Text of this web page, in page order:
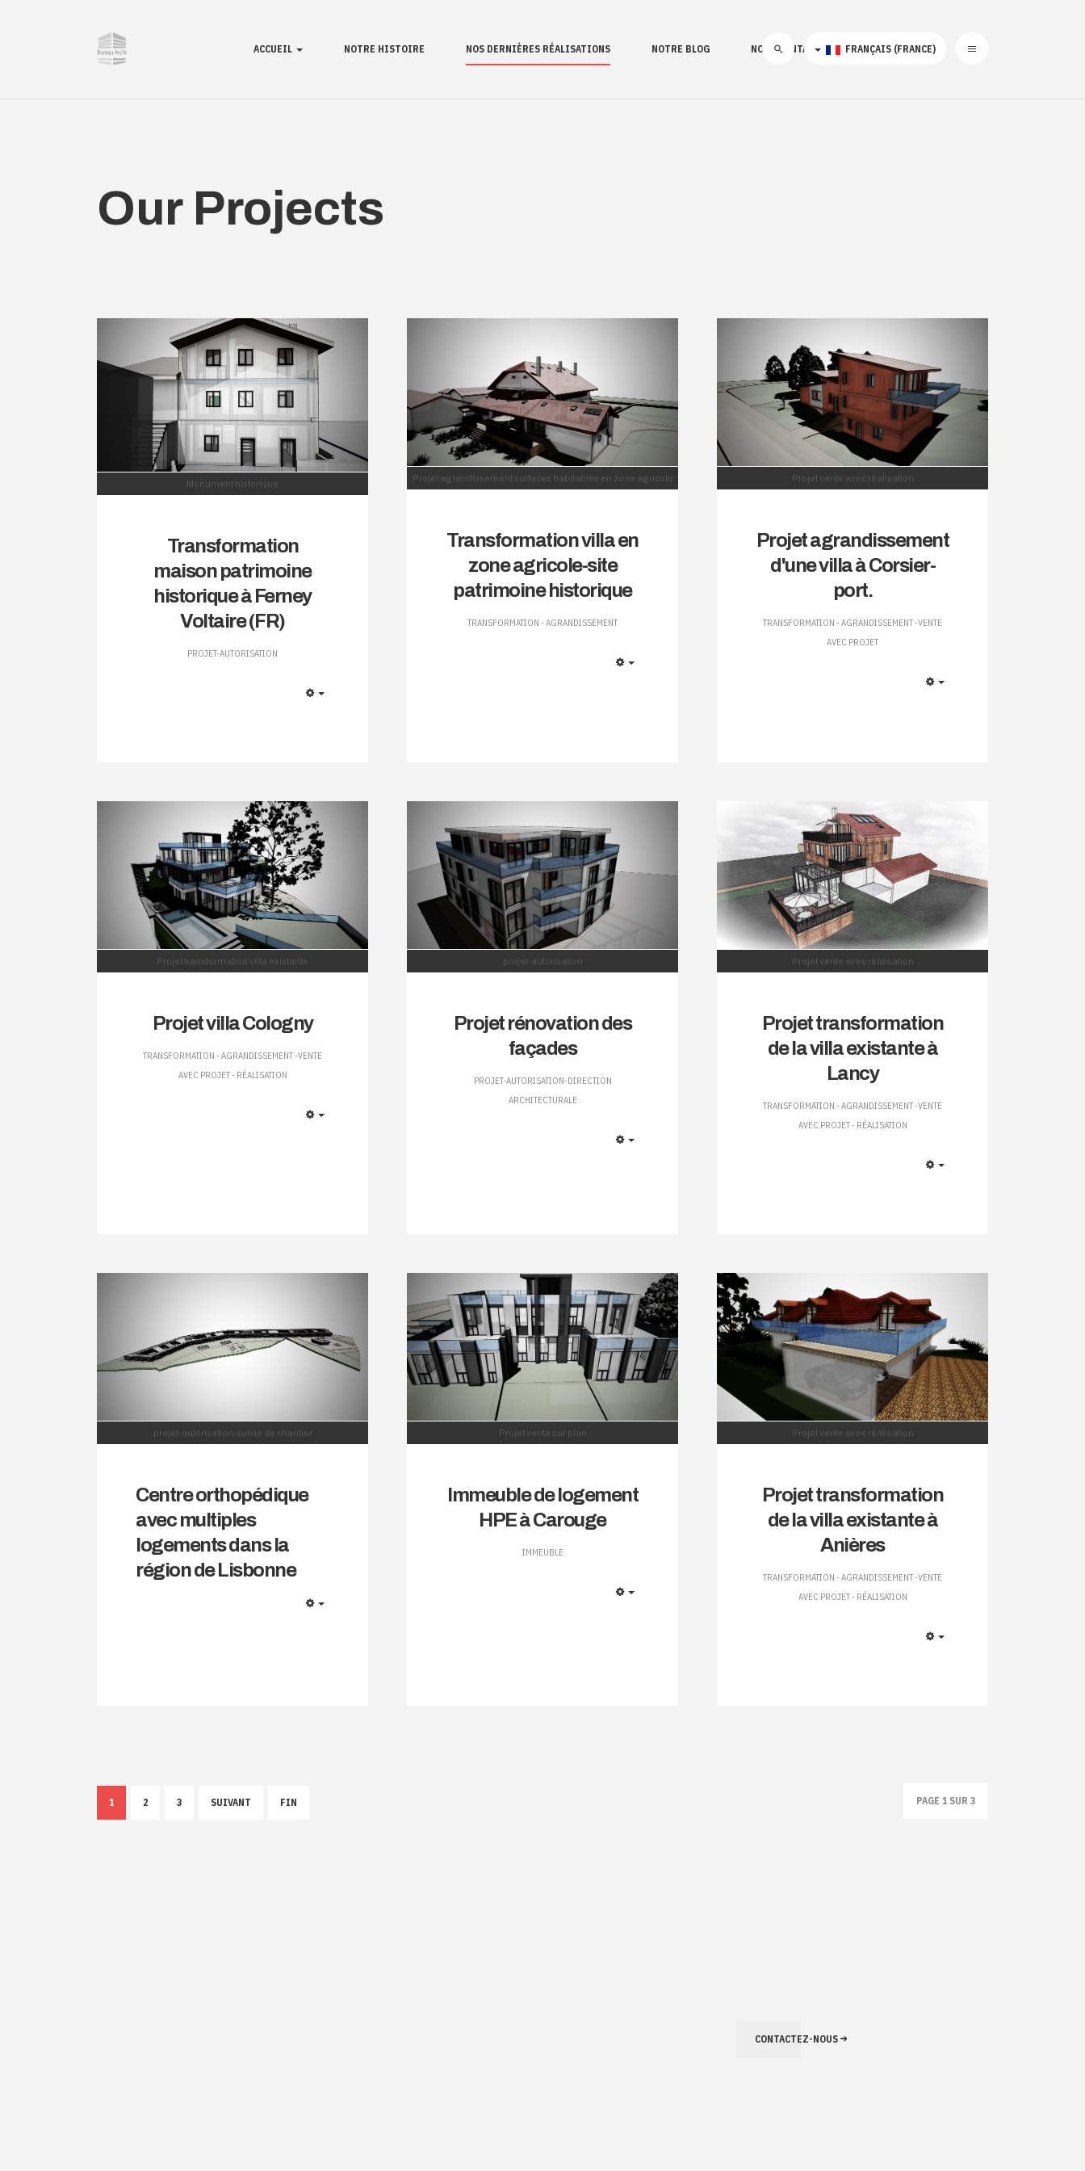
ACCUEIL NOTRE HISTOIRE NOS DERNIÈRES RÉALISATIONS NOTRE BLOG NOUS CONTACTER FRANÇAIS (FRANCE)
Our Projects
Monument historique
Transformation
maison patrimoine
historique à Ferney
Voltaire (FR)
PROJET-AUTORISATION
Projet agrandissement surfaces habitables en zone agricole
Transformation villa en
zone agricole-site
patrimoine historique
TRANSFORMATION - AGRANDISSEMENT
Projet vente avec réalisation
Projet agrandissement
d'une villa à Corsier-
port.
TRANSFORMATION - AGRANDISSEMENT -VENTE
AVEC PROJET
Projet transformation villa existante
Projet villa Cologny
TRANSFORMATION - AGRANDISSEMENT -VENTE
AVEC PROJET - RÉALISATION
projet-autorisation
Projet rénovation des
façades
PROJET-AUTORISATION-DIRECTION
ARCHITECTURALE
Projet vente avec réalisation
Projet transformation
de la villa existante à
Lancy
TRANSFORMATION - AGRANDISSEMENT -VENTE
AVEC PROJET - RÉALISATION
projet-autorisation-suivie de chantier
Centre orthopédique
avec multiples
logements dans la
région de Lisbonne
Projet vente sur plan
Immeuble de logement
HPE à Carouge
IMMEUBLE
Projet vente avec réalisation
Projet transformation
de la villa existante à
Anières
TRANSFORMATION - AGRANDISSEMENT -VENTE
AVEC PROJET - RÉALISATION
PAGE 1 SUR 3
1 2 3 SUIVANT FIN
CONTACTEZ-NOUS